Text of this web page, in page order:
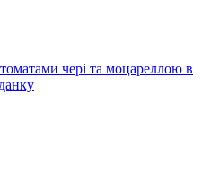
чері та моцареллою в